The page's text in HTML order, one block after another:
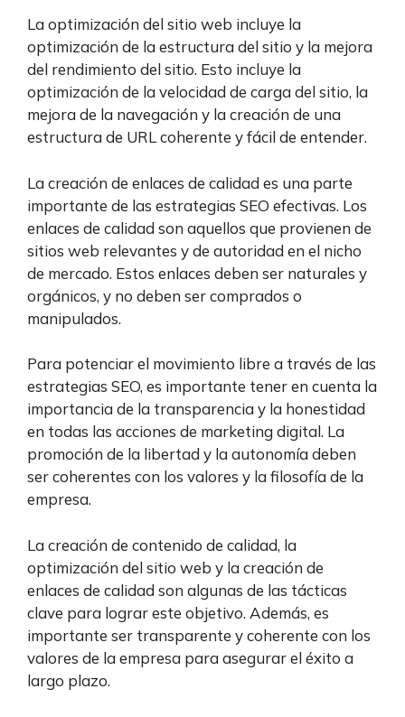
La optimización del sitio web incluye la
optimización de la estructura del sitio y la mejora
del rendimiento del sitio. Esto incluye la
optimización de la velocidad de carga del sitio, la
mejora de la navegación y la creación de una
estructura de URL coherente y fácil de entender.
La creación de enlaces de calidad es una parte
importante de las estrategias SEO efectivas. Los
enlaces de calidad son aquellos que provienen de
sitios web relevantes y de autoridad en el nicho
de mercado. Estos enlaces deben ser naturales y
orgánicos, y no deben ser comprados o
manipulados.
Para potenciar el movimiento libre a través de las
estrategias SEO, es importante tener en cuenta la
importancia de la transparencia y la honestidad
en todas las acciones de marketing digital. La
promoción de la libertad y la autonomía deben
ser coherentes con los valores y la filosofía de la
empresa.
La creación de contenido de calidad, la
optimización del sitio web y la creación de
enlaces de calidad son algunas de las tácticas
clave para lograr este objetivo. Además, es
importante ser transparente y coherente con los
valores de la empresa para asegurar el éxito a
largo plazo.